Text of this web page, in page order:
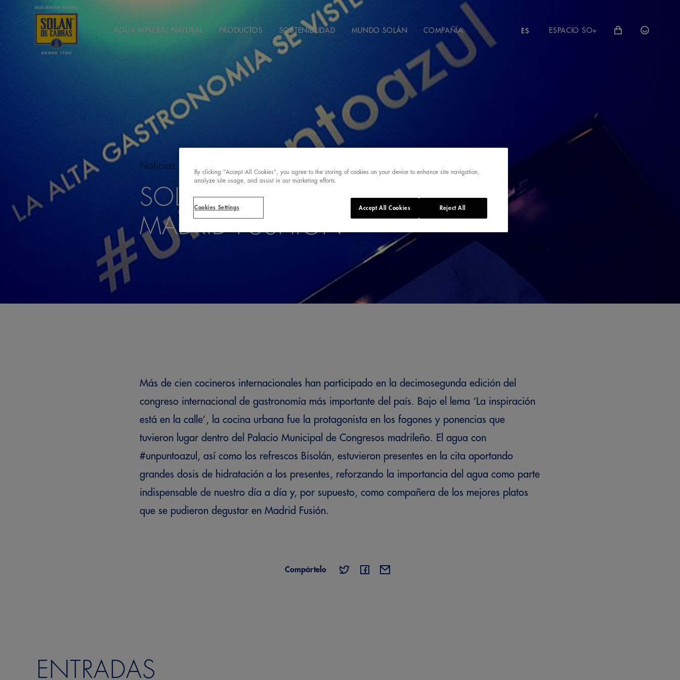
AGUA MINERAL NATURAL PRODUCTOS SOSTENIBILIDAD MUNDO SOLÁN COMPAÑÍA ES ESPACIO SO+
Noticias
SOLÁN DE CABRAS HIDRATA
MADRID FUSHION
Más de cien cocineros internacionales han participado en la decimosegunda edición del
congreso internacional de gastronomía más importante del país. Bajo el lema ‘La inspiración
está en la calle’, la cocina urbana fue la protagonista en los fogones y ponencias que
tuvieron lugar dentro del Palacio Municipal de Congresos madrileño. El agua con
#unpuntoazul, así como los refrescos Bisolán, estuvieron presentes en la cita aportando
grandes dosis de hidratación a los presentes, reforzando la importancia del agua como parte
indispensable de nuestro día a día y, por supuesto, como compañera de los mejores platos
que se pudieron degustar en Madrid Fusión.
Compártelo
ENTRADAS
By clicking “Accept All Cookies”, you agree to the storing of cookies on your device to enhance site navigation,
analyze site usage, and assist in our marketing efforts.
Reject All
Accept All Cookies
Cookies Settings